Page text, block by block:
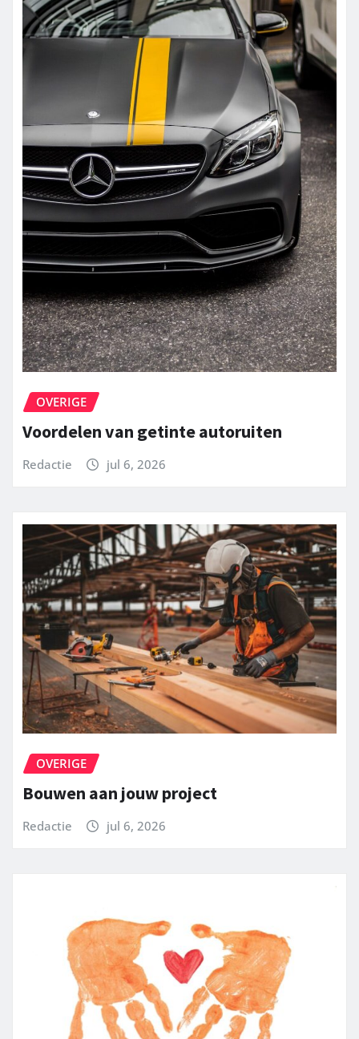
OVERIGE
Voordelen van getinte autoruiten
Redactie jul 6, 2026
OVERIGE
Bouwen aan jouw project
Redactie jul 6, 2026